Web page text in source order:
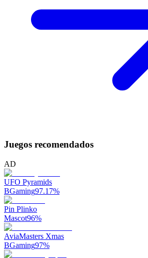
Juegos recomendados
AD
UFO Pyramids
BGaming97.17%
Pin Plinko
Mascot96%
AviaMasters Xmas
BGaming97%